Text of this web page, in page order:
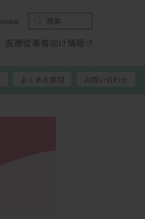
医療従事者向け情報
Global
よくある質問 お問い合わせ